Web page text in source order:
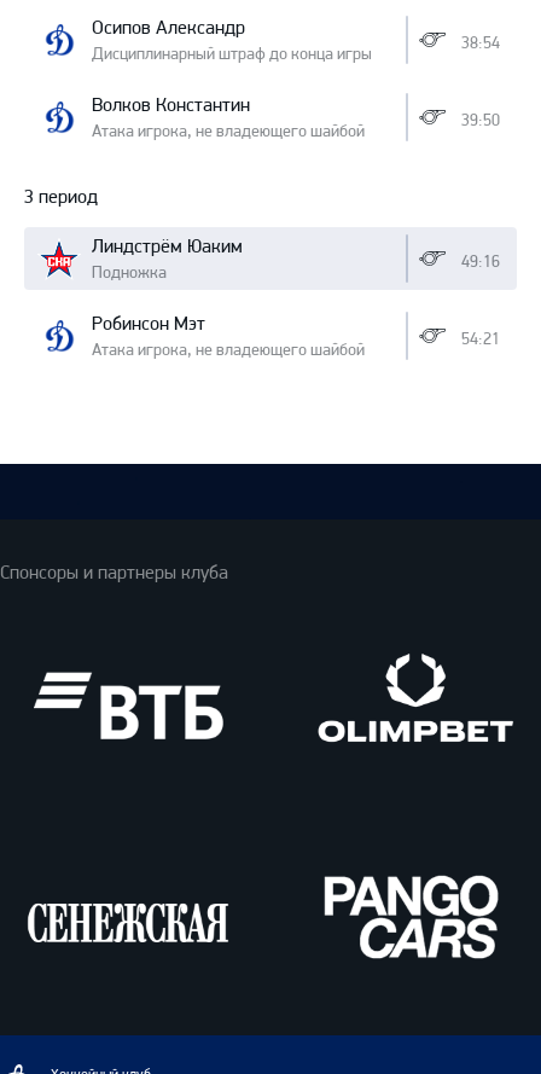
Осипов Александр
Дисциплинарный штраф до конца игры
38:54
Волков Константин
Атака игрока, не владеющего шайбой
39:50
3 период
Линдстрём Юаким
Подножка
49:16
Робинсон Мэт
Атака игрока, не владеющего шайбой
54:21
Спонсоры и партнеры клуба
Cars